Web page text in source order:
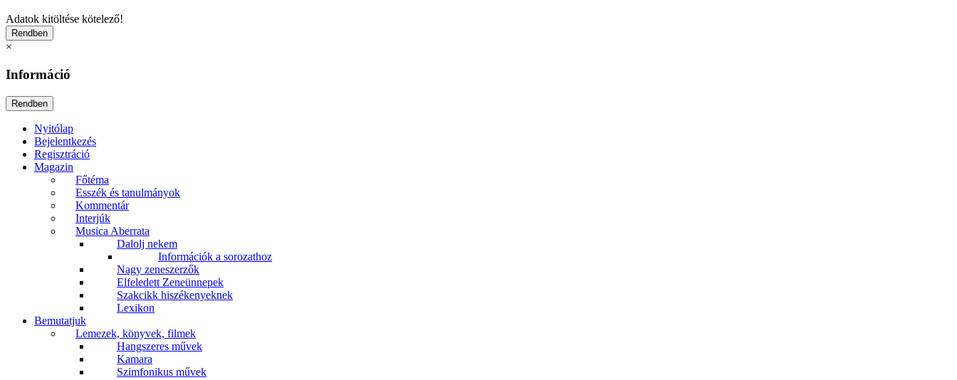
Adatok kitöltése kötelező!
×
Információ
Nyitólap
Bejelentkezés
Regisztráció
Magazin
Főtéma
Esszék és tanulmányok
Kommentár
Interjúk
Musica Aberrata
Dalolj nekem
Információk a sorozathoz
Nagy zeneszerzők
Elfeledett Zeneünnepek
Szakcikk hiszékenyeknek
Lexikon
Bemutatjuk
Lemezek, könyvek, filmek
Hangszeres művek
Kamara
Szimfonikus művek